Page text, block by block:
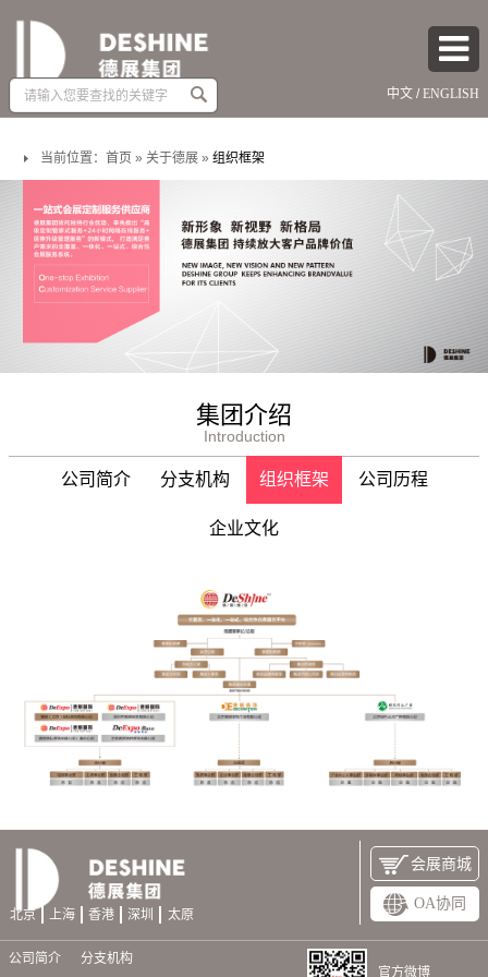
Amount
dollars)
中文 /ENGLISH
当前位置：首页 »关于德展 »组织框架
集团介绍
Introduction
公司简介 分支机构 组织框架 公司历程
企业文化
公司简介 分支机构
北京 上海 香港 深圳 太原
会展商城
OA协同
官方微博